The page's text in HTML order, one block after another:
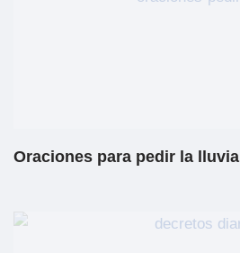
Oraciones para pedir la lluvia